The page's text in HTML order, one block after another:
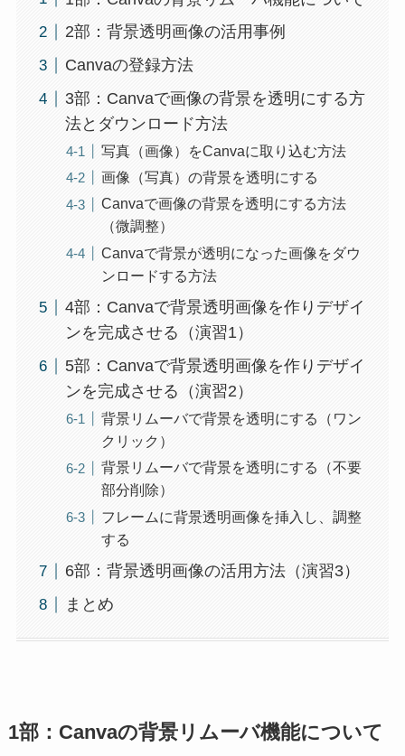
2部：背景透明画像の活用事例
Canvaの登録方法
3部：Canvaで画像の背景を透明にする方
法とダウンロード方法
写真（画像）をCanvaに取り込む方法
画像（写真）の背景を透明にする
Canvaで画像の背景を透明にする方法
（微調整）
Canvaで背景が透明になった画像をダウ
ンロードする方法
4部：Canvaで背景透明画像を作りデザイ
ンを完成させる（演習1）
5部：Canvaで背景透明画像を作りデザイ
ンを完成させる（演習2）
背景リムーバで背景を透明にする（ワン
クリック）
背景リムーバで背景を透明にする（不要
部分削除）
フレームに背景透明画像を挿入し、調整
する
6部：背景透明画像の活用方法（演習3）
まとめ
1部：Canvaの背景リムーバ機能について